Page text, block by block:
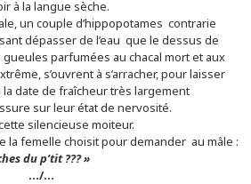
à la langue sèche.
un couple d’hippopotames contrarie
dépasser de l’eau que le dessus de
parfumées au chacal mort et aux
s’ouvrent à s’arracher, pour laisser
date de fraîcheur très largement
sur leur état de nervosité.
silencieuse moiteur.
la femelle choisit pour demander au mâle :
du p’tit ??? »
…/…